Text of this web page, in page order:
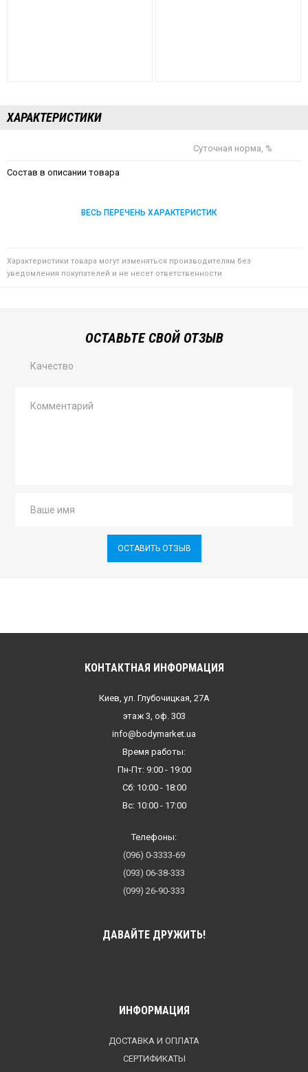
ХАРАКТЕРИСТИКИ
Суточная норма, %
Состав в описании товара
ВЕСЬ ПЕРЕЧЕНЬ ХАРАКТЕРИСТИК
Характеристики товара могут изменяться производителям без
уведомления покупателей и не несет ответственности
ОСТАВЬТЕ СВОЙ ОТЗЫВ
Качество
ОСТАВИТЬ ОТЗЫВ
КОНТАКТНАЯ ИНФОРМАЦИЯ
Киев, ул. Глубочицкая, 27А
этаж 3, оф. 303
info@bodymarket.ua
Время работы:
Пн-Пт: 9:00 - 19:00
Сб: 10:00 - 18:00
Вс: 10:00 - 17:00
Телефоны:
(096) 0-3333-69
(093) 06-38-333
(099) 26-90-333
ДАВАЙТЕ ДРУЖИТЬ!
ИНФОРМАЦИЯ
ДОСТАВКА И ОПЛАТА
СЕРТИФИКАТЫ